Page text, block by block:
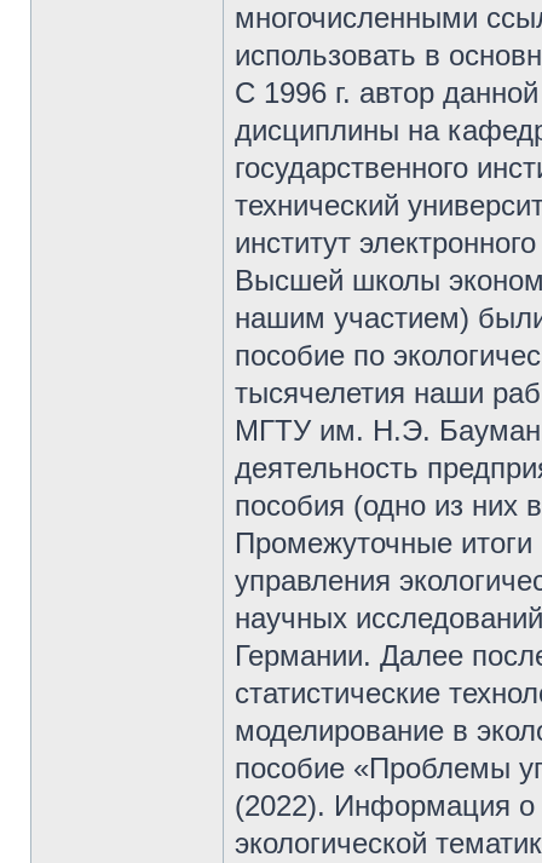
многочисленными
использовать в
C 1996 г. автор
дисциплины на
государственного
технический
институт
Высшей школы
нашим участием)
пособие по
тысячелетия наши
МГТУ им. Н.Э.
деятельность
пособия (одно из них
Промежуточные
управления
научных
Германии. Далее
статистические
моделирование в
пособие «Проблемы
(2022). Информация о
экологической